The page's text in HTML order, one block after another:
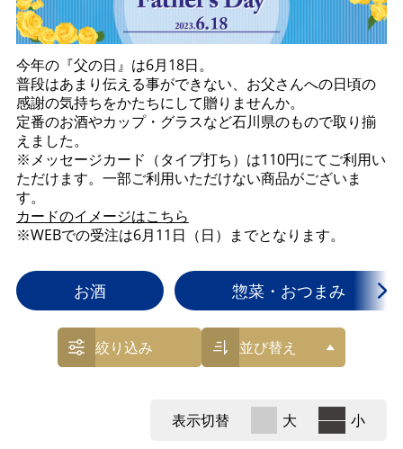
今年の『父の日』は6月18日。
普段はあまり伝える事ができない、お父さんへの日頃の
感謝の気持ちをかたちにして贈りませんか。
定番のお酒やカップ・グラスなど石川県のもので取り揃
えました。
※メッセージカード（タイプ打ち）は110円にてご利用い
ただけます。一部ご利用いただけない商品がございま
す。
カードのイメージはこちら
※WEBでの受注は6月11日（日）までとなります。
お酒 惣菜・おつまみ
絞り込み 並び替え
表示切替 大 小